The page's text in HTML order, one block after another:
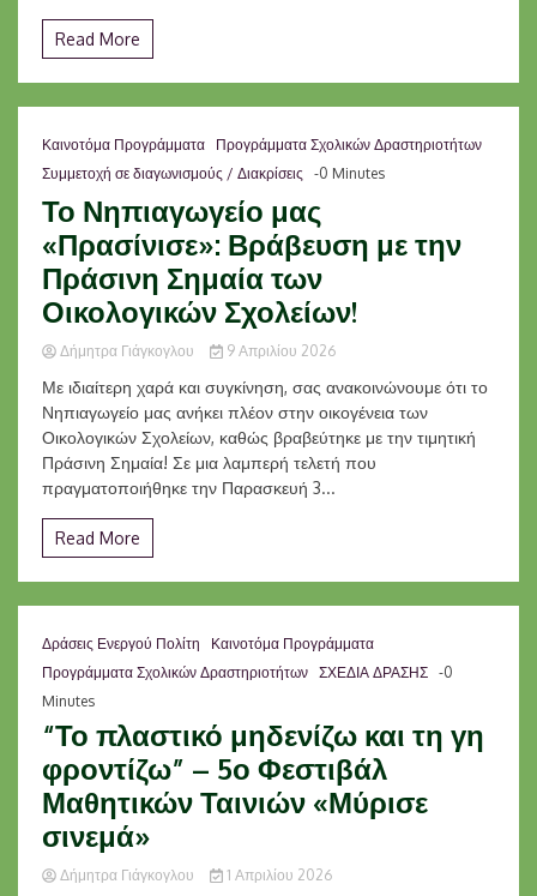
Read More
Καινοτόμα Προγράμματα
Προγράμματα Σχολικών Δραστηριοτήτων
Συμμετοχή σε διαγωνισμούς / Διακρίσεις
-0 Minutes
Το Νηπιαγωγείο μας
«Πρασίνισε»: Βράβευση με την
Πράσινη Σημαία των
Οικολογικών Σχολείων!
Δήμητρα Γιάγκογλου 9 Απριλίου 2026
Με ιδιαίτερη χαρά και συγκίνηση, σας ανακοινώνουμε ότι το
Νηπιαγωγείο μας ανήκει πλέον στην οικογένεια των
Οικολογικών Σχολείων, καθώς βραβεύτηκε με την τιμητική
Πράσινη Σημαία! Σε μια λαμπερή τελετή που
πραγματοποιήθηκε την Παρασκευή 3...
Read More
Δράσεις Ενεργού Πολίτη
Καινοτόμα Προγράμματα
Προγράμματα Σχολικών Δραστηριοτήτων ΣΧΕΔΙΑ ΔΡΑΣΗΣ -0
Minutes
“Το πλαστικό μηδενίζω και τη γη
φροντίζω” – 5ο Φεστιβάλ
Μαθητικών Ταινιών «Μύρισε
σινεμά»
Δήμητρα Γιάγκογλου 1 Απριλίου 2026